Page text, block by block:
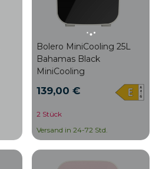
Bolero MiniCooling 25L
Bahamas Black
MiniCooling
139,00 €
2 Stück
Versand in 24-72 Std.